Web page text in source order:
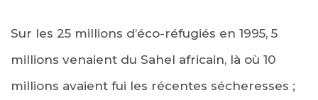
Sur les 25 millions d’éco-réfugiés en 1995, 5
millions venaient du Sahel africain, là où 10
millions avaient fui les récentes sécheresses ;